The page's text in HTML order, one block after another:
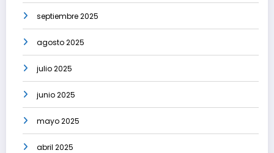
septiembre 2025
agosto 2025
julio 2025
junio 2025
mayo 2025
abril 2025